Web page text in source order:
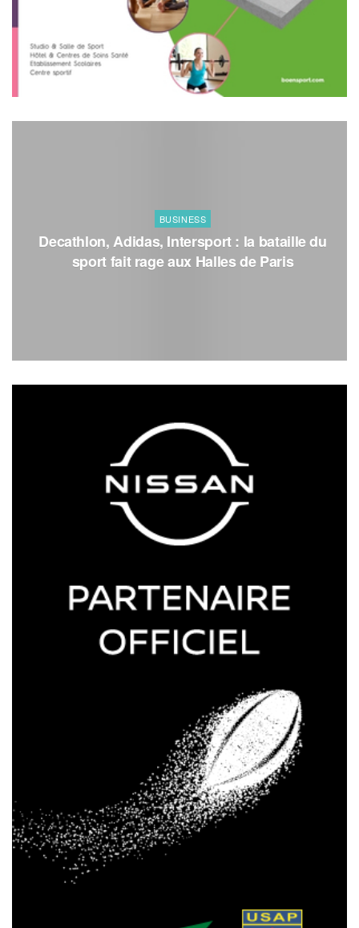
BUSINESS
Decathlon, Adidas, Intersport : la bataille du
sport fait rage aux Halles de Paris